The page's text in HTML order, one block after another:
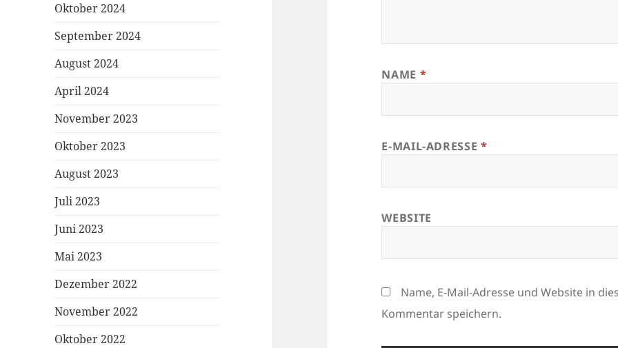
Oktober 2024
September 2024
August 2024
April 2024
November 2023
Oktober 2023
August 2023
Juli 2023
Juni 2023
Mai 2023
Dezember 2022
November 2022
Oktober 2022
NAME *
E-MAIL-ADRESSE *
WEBSITE
Name, E-Mail-Adresse und Website in
Kommentar speichern.